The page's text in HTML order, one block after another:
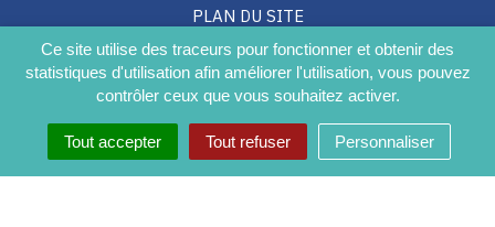
Ce site utilise des traceurs pour fonctionner et obtenir des
statistiques d'utilisation afin améliorer l'utilisation, vous pouvez
contrôler ceux que vous souhaitez activer.
Tout accepter Tout refuser Personnaliser
PLAN DU SITE
CRÉDITS
ACCESSIBILITÉ DU SITE